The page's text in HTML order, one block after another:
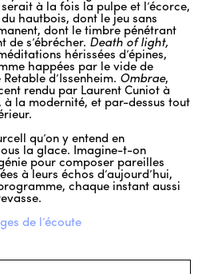
à la fois la pulpe et l’écorce,
hautbois, dont le jeu sans
dont le timbre pénétrant
de s’ébrécher. Death of light,
hérissées d’épines,
happées par le vide de
d’Issenheim. Ombrae,
rendu par Laurent Cuniot à
à la modernité, et par-dessus tout
qu’on y entend en
la glace. Imagine-t-on
pour composer pareilles
à leurs échos d’aujourd’hui,
chaque instant aussi
de l’écoute